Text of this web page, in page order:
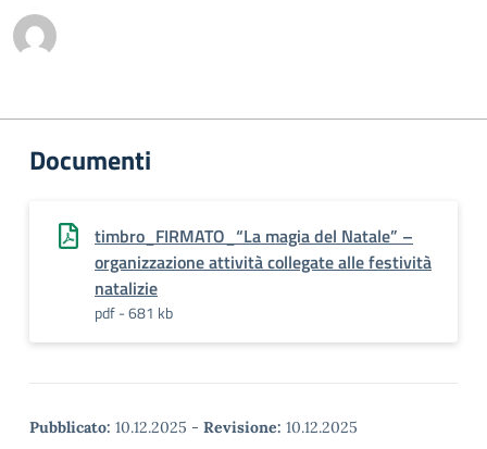
Documenti
timbro_FIRMATO_“La magia del Natale” –
organizzazione attività collegate alle festività
natalizie
pdf - 681 kb
Pubblicato: 10.12.2025 - Revisione: 10.12.2025